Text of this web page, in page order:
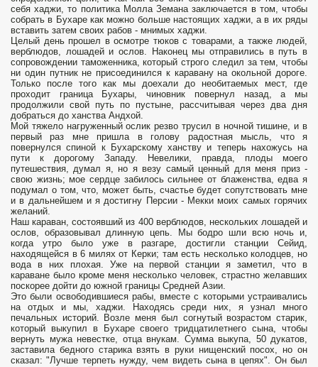
себя хаджи, то политика Молла Земана заключается в том, чтобы
собрать в Бухаре как можно больше настоящих хаджи, а в их ряды
вставить затем своих рабов - мнимых хаджи.
Целый день прошел в осмотре тюков с товарами, а также людей,
верблюдов, лошадей и ослов. Наконец мы отправились в путь в
сопровождении таможенника, который строго следил за тем, чтобы
ни один путник не присоединился к каравану на окольной дороге.
Только после того как мы доехали до необи­таемых мест, где
проходит граница Бухары, чиновник повернул назад, а мы
продолжили свой путь по пустыне, рассчитывая через два дня
добраться до ханства Андхой.
Мой тяжело нагруженный ослик резво трусил в ночной тишине, и в
первый раз мне пришла в голову радостная мысль, что я
повернулся спиной к Бухарскому ханству и теперь нахожусь на
пути к дорогому Западу. Невелики, правда, плоды моего
путешествия, думал я, но я везу самый ценный для меня приз -
свою жизнь; мое сердце забилось сильнее от блаженства, едва я
подумал о том, что, может быть, счастье будет сопутство­вать мне
и в дальнейшем и я достигну Персии - Мекки моих самых горячих
желаний.
Наш караван, состоявший из 400 вер­блюдов, нескольких лошадей и
ослов, образовывал длинную цепь. Мы бодро шли всю ночь и,
когда утро было уже в разгаре, достигли станции Сейид,
находящейся в 6 милях от Керки; там есть несколько колодцев, но
вода в них плохая. Уже на первой станции я заметил, что в
караване было кроме меня несколько человек, страстно желавших
поскорее дойти до южной границы Средней Азии.
Это были освободившиеся рабы, вместе с ко­торыми устраивались
на отдых и мы, хаджи. Находясь среди них, я узнал много
печальных историй. Возле меня был согнутый возрастом старик,
который вы­купил в Бухаре своего тридцатилетнего сына, чтобы
вернуть мужа невестке, отца внукам. Сумма выкупа, 50 дукатов,
заста­вила бедного старика взять в руки нищенский посох, но он
сказал: "Лучше терпеть нужду, чем видеть сына в цепях". Он был